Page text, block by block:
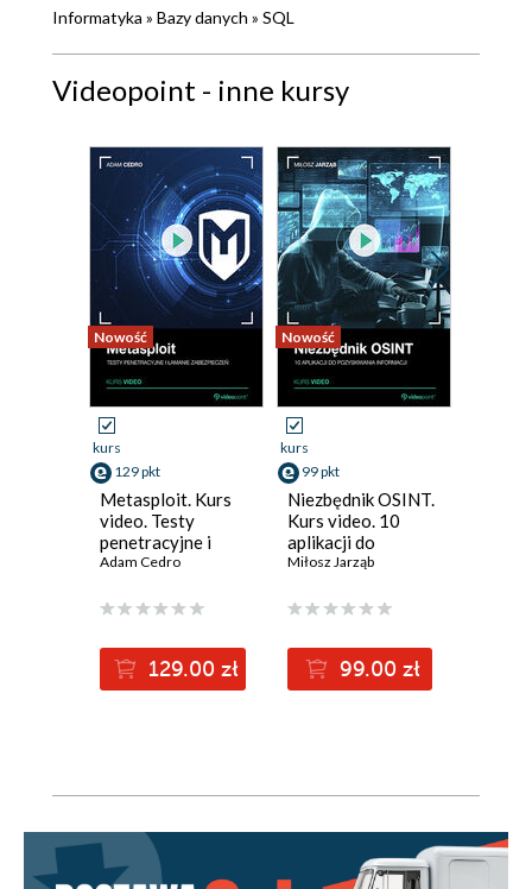
Informatyka » Bazy danych » SQL
Videopoint - inne kursy
Nowość
kurs
129 pkt
Metasploit. Kurs
video. Testy
penetracyjne i
łamanie
Adam Cedro
129.00 zł
Nowość
kurs
99 pkt
Niezbędnik OSINT.
Kurs video. 10
aplikacji do
pozyskiwania
Miłosz Jarząb
99.00 zł